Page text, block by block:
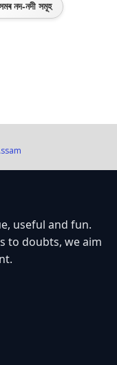
নদ-নদী সমূহ
useful and fun.
to doubts, we aim